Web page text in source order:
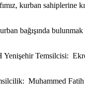
kurban sahiplerine
bağışında
Yenişehir Temsilcisi:
Muhammed